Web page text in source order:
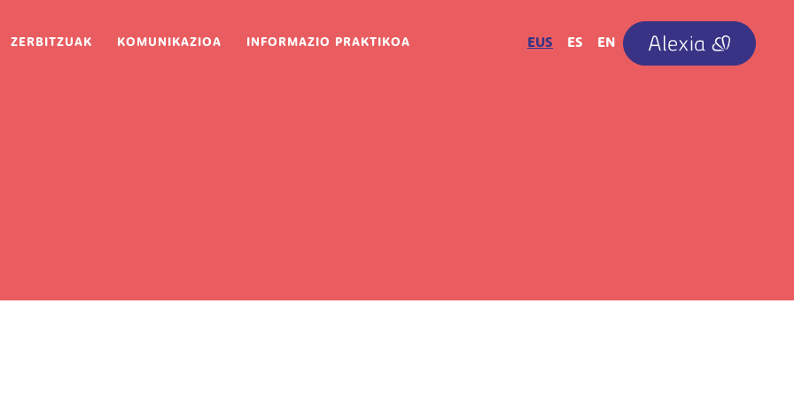
EUS ES EN IRUDIA
ZERBITZUAK KOMUNIKAZIOA INFORMAZIO PRAKTIKOA